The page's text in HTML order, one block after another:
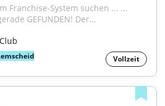
Franchise-System suchen ... ...
GEFUNDEN! Der...
Vollzeit